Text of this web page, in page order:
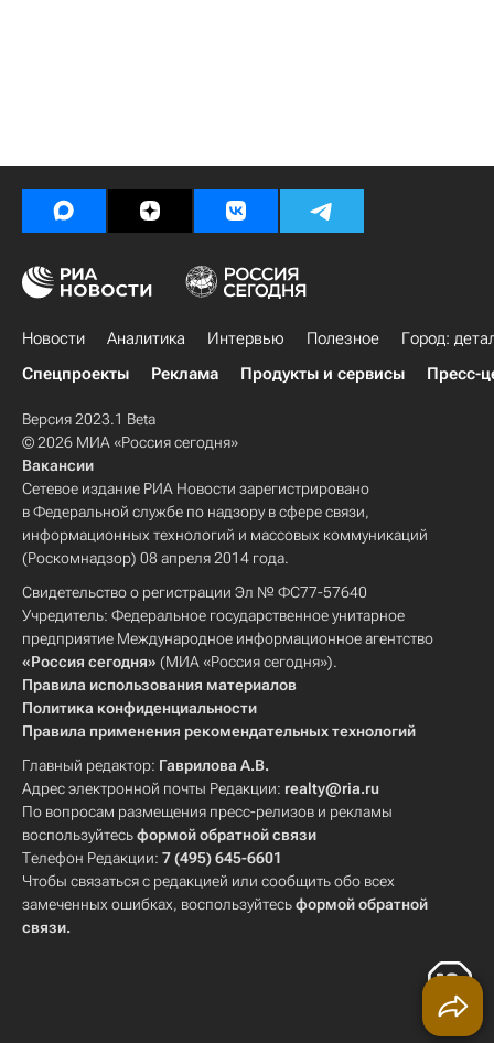
Новости Аналитика Интервью Полезное
Город:
Спецпроекты
Реклама Продукты и сервисы Пресс-
Версия 2023.1 Beta
© 2026 МИА «Россия сегодня»
Вакансии
Сетевое издание РИА Новости зарегистрировано
в Федеральной службе по надзору в сфере связи,
информационных технологий и массовых коммуникаций
(Роскомнадзор) 08 апреля 2014 года.
Свидетельство о регистрации Эл № ФС77-57640
Учредитель: Федеральное государственное унитарное
предприятие Международное информационное агентство
«Россия сегодня» (МИА «Россия сегодня»).
Правила использования материалов
Политика конфиденциальности
Правила применения рекомендательных технологий
Главный редактор: Гаврилова А.В.
Адрес электронной почты Редакции: realty@ria.ru
По вопросам размещения пресс-релизов и рекламы
воспользуйтесьформой обратной связи
Телефон Редакции: 7 (495) 645-6601
Чтобы связаться с редакцией или сообщить обо всех
замеченных ошибках, воспользуйтесьформой обратной
связи.